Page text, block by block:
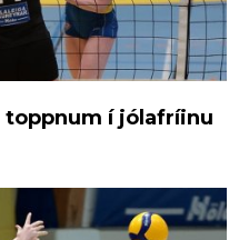
toppnum í jólafríinu